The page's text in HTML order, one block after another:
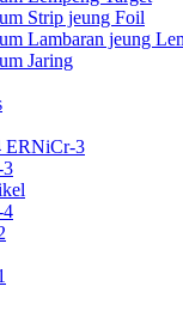
Strip jeung Foil
Lambaran jeung
Jaring
ERNiCr-3